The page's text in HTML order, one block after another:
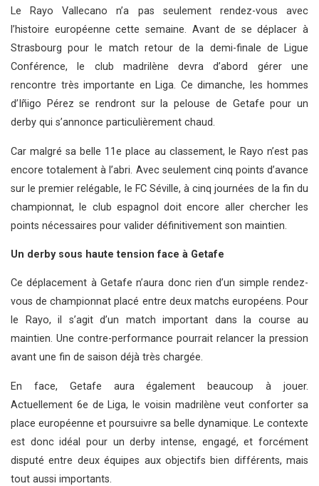
Le Rayo Vallecano n’a pas seulement rendez-vous avec
l’histoire européenne cette semaine. Avant de se déplacer à
Strasbourg pour le match retour de la demi-finale de Ligue
Conférence, le club madrilène devra d’abord gérer une
rencontre très importante en Liga. Ce dimanche, les hommes
d’Iñigo Pérez se rendront sur la pelouse de Getafe pour un
derby qui s’annonce particulièrement chaud.
Car malgré sa belle 11e place au classement, le Rayo n’est pas
encore totalement à l’abri. Avec seulement cinq points d’avance
sur le premier relégable, le FC Séville, à cinq journées de la fin du
championnat, le club espagnol doit encore aller chercher les
points nécessaires pour valider définitivement son maintien.
Un derby sous haute tension face à Getafe
Ce déplacement à Getafe n’aura donc rien d’un simple rendez-
vous de championnat placé entre deux matchs européens. Pour
le Rayo, il s’agit d’un match important dans la course au
maintien. Une contre-performance pourrait relancer la pression
avant une fin de saison déjà très chargée.
En face, Getafe aura également beaucoup à jouer.
Actuellement 6e de Liga, le voisin madrilène veut conforter sa
place européenne et poursuivre sa belle dynamique. Le contexte
est donc idéal pour un derby intense, engagé, et forcément
disputé entre deux équipes aux objectifs bien différents, mais
tout aussi importants.